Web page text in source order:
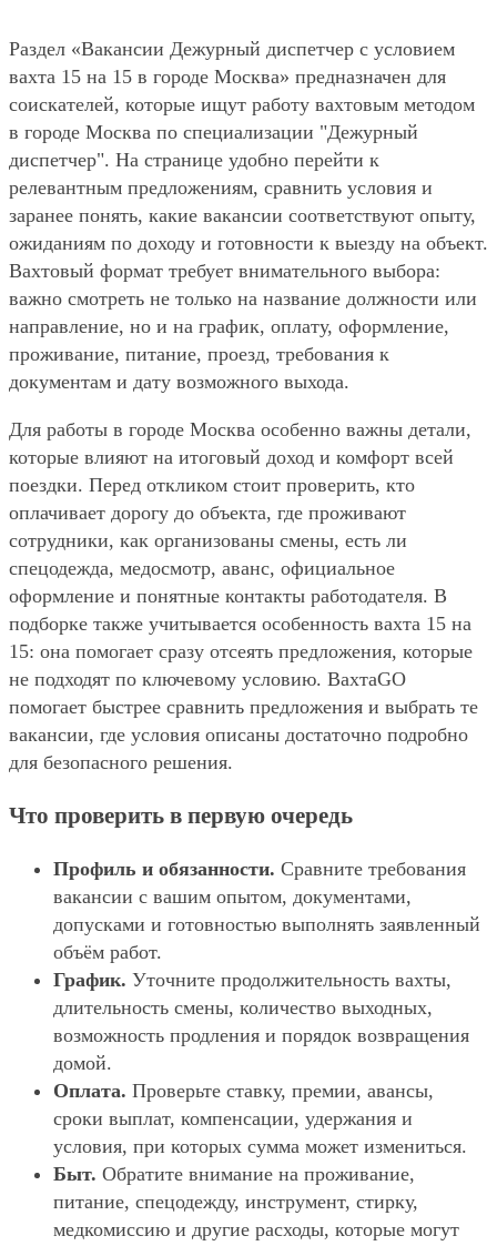
Раздел «Вакансии Дежурный диспетчер с условием
вахта 15 на 15 в городе Москва» предназначен для
соискателей, которые ищут работу вахтовым методом
в городе Москва по специализации "Дежурный
диспетчер". На странице удобно перейти к
релевантным предложениям, сравнить условия и
заранее понять, какие вакансии соответствуют опыту,
ожиданиям по доходу и готовности к выезду на объект.
Вахтовый формат требует внимательного выбора:
важно смотреть не только на название должности или
направление, но и на график, оплату, оформление,
проживание, питание, проезд, требования к
документам и дату возможного выхода.
Для работы в городе Москва особенно важны детали,
которые влияют на итоговый доход и комфорт всей
поездки. Перед откликом стоит проверить, кто
оплачивает дорогу до объекта, где проживают
сотрудники, как организованы смены, есть ли
спецодежда, медосмотр, аванс, официальное
оформление и понятные контакты работодателя. В
подборке также учитывается особенность вахта 15 на
15: она помогает сразу отсеять предложения, которые
не подходят по ключевому условию. ВахтаGO
помогает быстрее сравнить предложения и выбрать те
вакансии, где условия описаны достаточно подробно
для безопасного решения.
Что проверить в первую очередь
Профиль и обязанности. Сравните требования
вакансии с вашим опытом, документами,
допусками и готовностью выполнять заявленный
объём работ.
График. Уточните продолжительность вахты,
длительность смены, количество выходных,
возможность продления и порядок возвращения
домой.
Оплата. Проверьте ставку, премии, авансы,
сроки выплат, компенсации, удержания и
условия, при которых сумма может измениться.
Быт. Обратите внимание на проживание,
питание, спецодежду, инструмент, стирку,
медкомиссию и другие расходы, которые могут